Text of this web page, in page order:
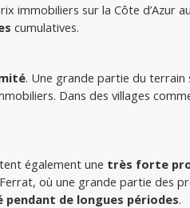
immobiliers sur la Côte d’Azur
cumulatives.
. Une grande partie du terrain
Dans des villages
également une très forte
où une grande partie des
de longues périodes.